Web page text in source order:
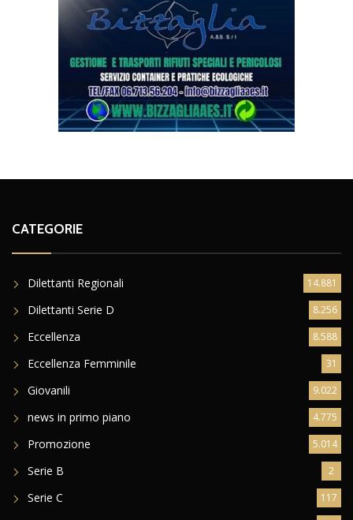
CATEGORIE
Dilettanti Regionali 14.881
Dilettanti Serie D 8.256
Eccellenza 8.588
Eccellenza Femminile 31
Giovanili 9.022
news in primo piano 4.775
Promozione 5.014
Serie B 2
Serie C 117